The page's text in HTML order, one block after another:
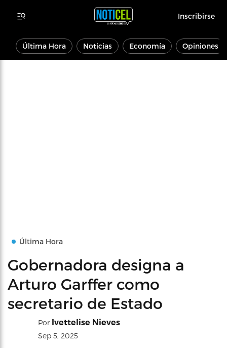
Inscribirse
Última Hora Noticias Economía Opiniones
Última Hora
Gobernadora designa a
Arturo Garffer como
secretario de Estado
Por Ivettelise Nieves
Sep 5, 2025